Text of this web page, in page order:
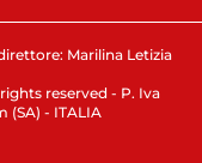
Marilina Letizia
reserved - P. Iva
(SA) - ITALIA